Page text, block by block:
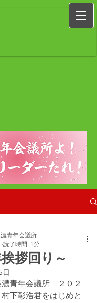
拶回り～
青年会議所
読了時間: 1分
日
青年会議所　２０２
下彰浩君をはじめと